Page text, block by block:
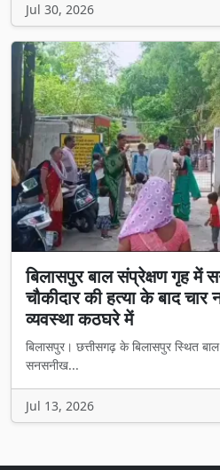
बिलासपुर बाल संप्रेक्षण गृह में
चौकीदार की हत्या के बाद चार
व्यवस्था कठघरे में
बिलासपुर। छत्तीसगढ़ के बिलासपुर स्थित बाल
सनसनीख...
Jul 13, 2026